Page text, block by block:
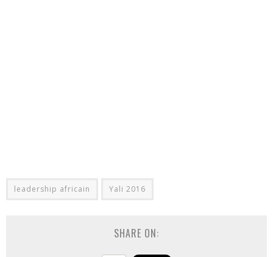
leadership africain Yali 2016
SHARE ON: